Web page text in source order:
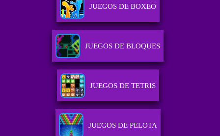
JUEGOS DE BOXEO
JUEGOS DE BLOQUES
JUEGOS DE TETRIS
JUEGOS DE PELOTA